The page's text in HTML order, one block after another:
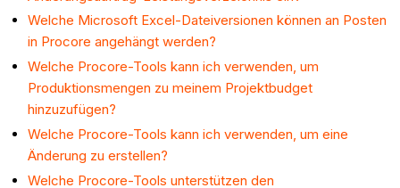
Welche Microsoft Excel-Dateiversionen können an Posten
in Procore angehängt werden?
Welche Procore-Tools kann ich verwenden, um
Produktionsmengen zu meinem Projektbudget
hinzuzufügen?
Welche Procore-Tools kann ich verwenden, um eine
Änderung zu erstellen?
Welche Procore-Tools unterstützen den